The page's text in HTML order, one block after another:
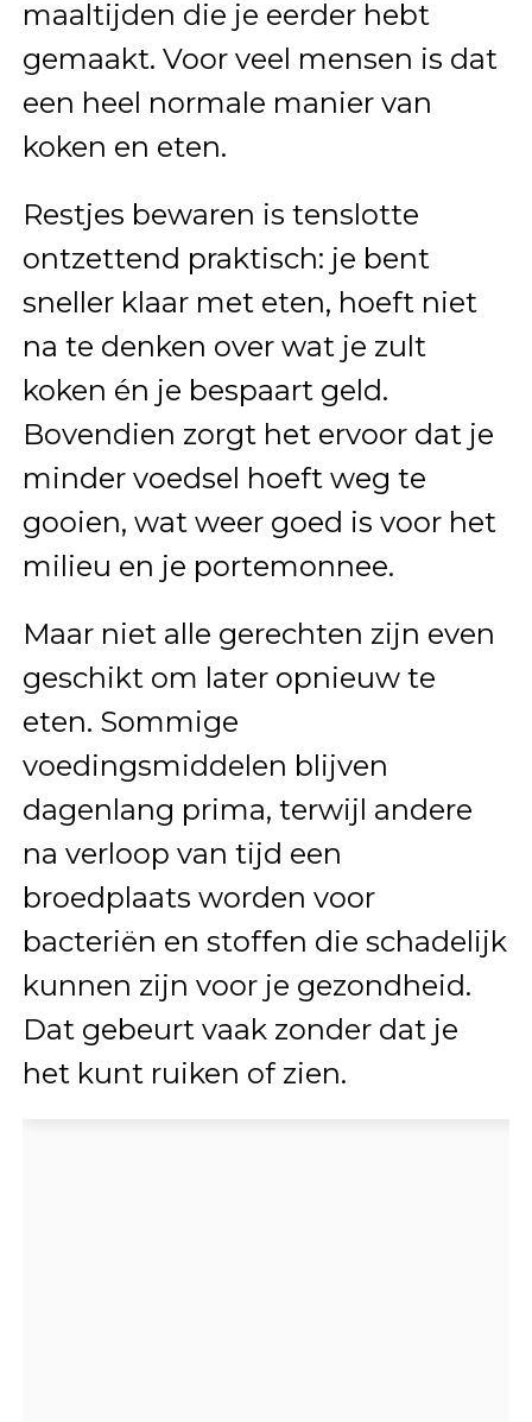
maaltijden die je eerder hebt
gemaakt. Voor veel mensen is dat
een heel normale manier van
koken en eten.
Restjes bewaren is tenslotte
ontzettend praktisch: je bent
sneller klaar met eten, hoeft niet
na te denken over wat je zult
koken én je bespaart geld.
Bovendien zorgt het ervoor dat je
minder voedsel hoeft weg te
gooien, wat weer goed is voor het
milieu en je portemonnee.
Maar niet alle gerechten zijn even
geschikt om later opnieuw te
eten. Sommige
voedingsmiddelen blijven
dagenlang prima, terwijl andere
na verloop van tijd een
broedplaats worden voor
bacteriën en stoffen die schadelijk
kunnen zijn voor je gezondheid.
Dat gebeurt vaak zonder dat je
het kunt ruiken of zien.